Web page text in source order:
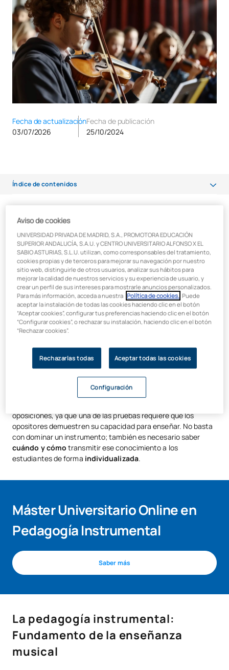
Fecha de actualización
03/07/2026
Fecha de publicación
25/10/2024
Índice de contenidos
La pedagogía instrumental: Fundamento de la enseñanza musical
Sistema de oposiciones: Acceso a la docencia musical
Beneficios del baremo de puntos en las oposiciones
Beneficios del concurso de traslados para docentes
El valor de la pedagogía instrumental en el sistema educativo
Un sistema esencial para la
docencia pública
El sistema de oposiciones, con sus fortalezas y debilidades, es
fundamental para el acceso a la enseñanza pública, tanto en
conservatorios de música como en educación secundaria,
especialmente en la especialidad musical. A través de este
proceso, los docentes no solo deben demostrar sus
habilidades técnicas, sino también sucapacidad
pedagógica.
Importancia de la pedagogía
instrumental
oposiciones, ya que una de las pruebas requiere que los
opositores demuestren su capacidad para enseñar. No basta
con dominar un instrumento; también es necesario saber
cuándo y cómo transmitir ese conocimiento a los
estudiantes de forma individualizada.
Máster Universitario Online en
Pedagogía Instrumental
Saber más
La pedagogía instrumental:
Fundamento de la enseñanza
musical
Aviso de cookies
UNIVERSIDAD PRIVADA DE MADRID, S.A., PROMOTORA EDUCACIÓN
SUPERIOR ANDALUCÍA, S.A.U. y CENTRO UNIVERSITARIO ALFONSO X EL
SABIO ASTURIAS, S.L.U. utilizan, como corresponsables del tratamiento,
cookies propias y de terceros para mejorar su navegación por nuestro
sitio web, distinguirle de otros usuarios, analizar sus hábitos para
mejorar la calidad de nuestros servicios y su experiencia de usuario, y
crear un perfil de sus intereses para mostrarle anuncios personalizados.
Para más información, acceda a nuestra Política de cookies. . Puede
aceptar la instalación de todas las cookies haciendo clic en el botón
“Aceptar cookies”, configurar tus preferencias haciendo clic en el botón
“Configurar cookies”, o rechazar su instalación, haciendo clic en el botón
“Rechazar cookies”.
Rechazarlas todas Aceptar todas las cookies
Configuración